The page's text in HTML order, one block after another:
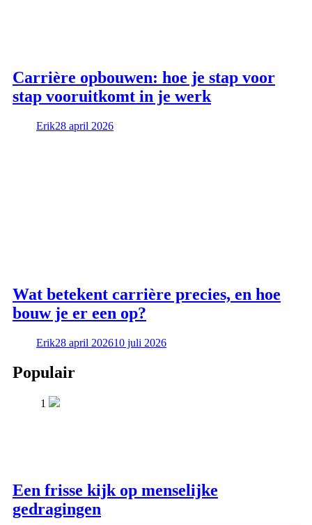
Carrière opbouwen: hoe je stap voor
stap vooruitkomt in je werk
Erik28 april 2026
Wat betekent carrière precies, en hoe
bouw je er een op?
Erik28 april 202610 juli 2026
Populair
1
Een frisse kijk op menselijke
gedragingen